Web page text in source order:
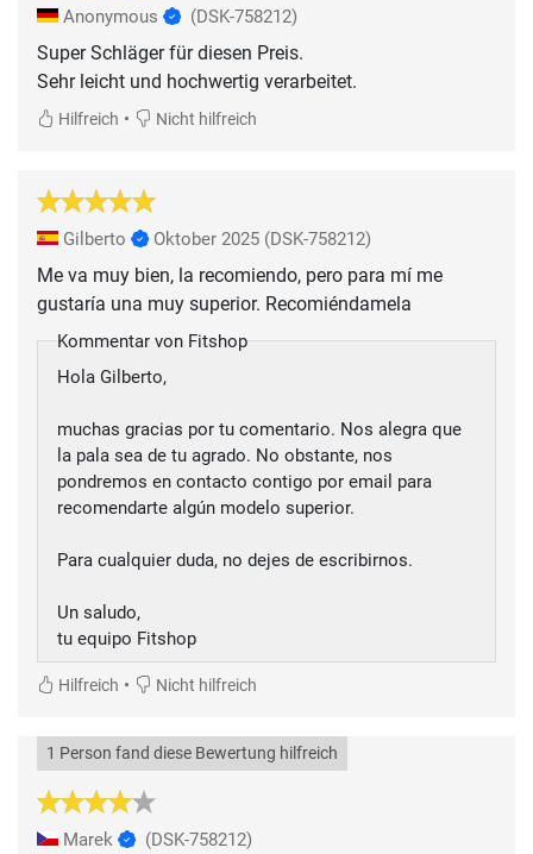
Anonymous (DSK-758212)
Super Schläger für diesen Preis.
Hilfreich • Nicht hilfreich
Gilberto Oktober 2025 (DSK-758212)
Me va muy bien, la recomiendo, pero para mí me
gustaría una muy superior. Recomiéndamela
Kommentar von Fitshop
Hola Gilberto,
muchas gracias por tu comentario. Nos alegra que
la pala sea de tu agrado. No obstante, nos
pondremos en contacto contigo por email para
recomendarte algún modelo superior.
Para cualquier duda, no dejes de escribirnos.
Un saludo,
tu equipo Fitshop
Hilfreich • Nicht hilfreich
1 Person fand diese Bewertung hilfreich
Marek (DSK-758212)